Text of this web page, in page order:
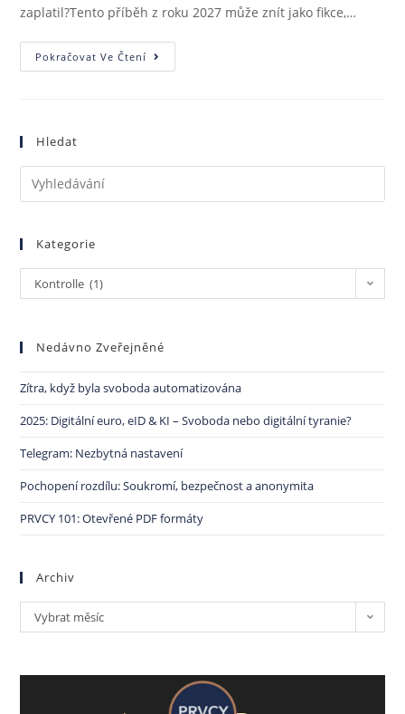
zaplatil?Tento příběh z roku 2027 může znít jako fikce,…
Pokračovat Ve Čtení
Hledat
Kategorie
Kontrolle (1)
Nedávno Zveřejněné
Zítra, když byla svoboda automatizována
2025: Digitální euro, eID & KI – Svoboda nebo digitální tyranie?
Telegram: Nezbytná nastavení
Pochopení rozdílu: Soukromí, bezpečnost a anonymita
PRVCY 101: Otevřené PDF formáty
Archiv
Vybrat měsíc